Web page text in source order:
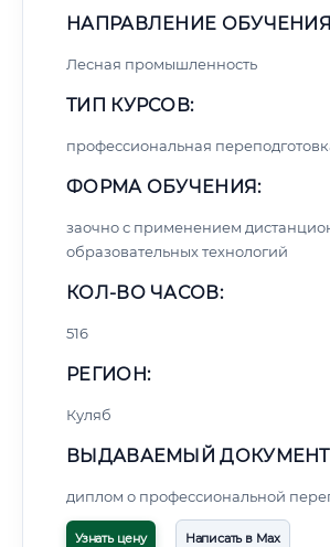
НАПРАВЛЕНИЕ
Лесная промышленность
ТИП КУРСОВ:
профессиональная
ФОРМА ОБУЧЕНИЯ:
заочно с применением
образовательных технологий
КОЛ-ВО ЧАСОВ:
516
РЕГИОН:
Куляб
ВЫДАВАЕМЫЙ
диплом о профессиональной
Узнать цену Написать в Max